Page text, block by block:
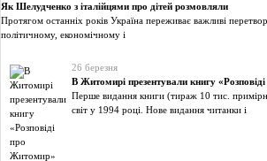
Як Шелудченко з італійцями про дітей розмовляли
Протягом останніх років Україна переживає важливі
політичному, економічному і
26 березня
В Житомирі презентували книгу
Перше видання книги (тираж 10 тис.
світ у 1994 році. Нове видання читанки і